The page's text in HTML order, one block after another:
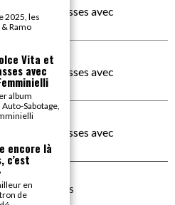
lutte des classes avec
dans
lutte des classes avec
lutte des classes avec
DROITS RÉSERVÉS
2025, les
Ramo
Vita et
avec
album
Sabotage,
encore là
c’est
en
de